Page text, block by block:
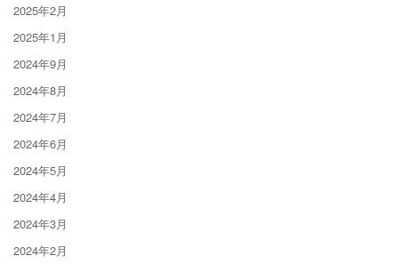
2025年2月
2025年1月
2024年9月
2024年8月
2024年7月
2024年6月
2024年5月
2024年4月
2024年3月
2024年2月